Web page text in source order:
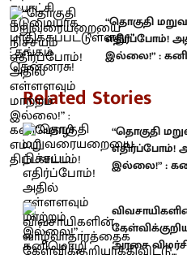
“தொகுதி
எதிர்ப்போம்!
இல்லை!” :
Related Stories
“தொகுதி
எதிர்ப்போம்!
இல்லை!” :
அரசை